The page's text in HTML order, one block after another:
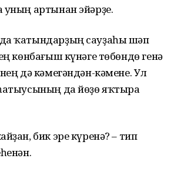
артынан эйәрҙе.
ҡатындарҙың сауҙаһы шәп
көнбағыш күнәге төбөндө генә
дә кәмегәндән-кәмене. Ул
да йөҙө яҡтыра
бик эре күренә? – тип